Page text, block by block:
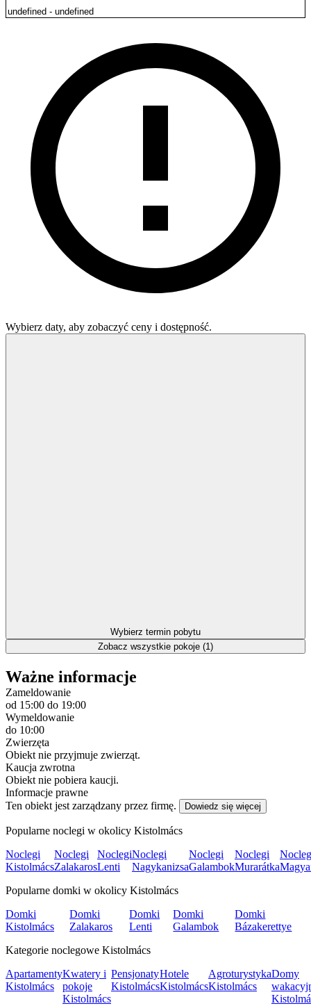
Wybierz daty, aby zobaczyć ceny i dostępność.
Wybierz termin pobytu
Zobacz wszystkie pokoje (1)
Ważne informacje
Zameldowanie
od 15:00 do 19:00
Wymeldowanie
do 10:00
Zwierzęta
Obiekt nie przyjmuje zwierząt.
Kaucja zwrotna
Obiekt nie pobiera kaucji.
Informacje prawne
Ten obiekt jest zarządzany przez firmę.
Dowiedz się więcej
Popularne noclegi w okolicy Kistolmács
Noclegi
Kistolmács
Noclegi
Zalakaros
Noclegi
Lenti
Noclegi
Nagykanizsa
Noclegi
Galambok
Noclegi
Murarátka
Popularne domki w okolicy Kistolmács
Domki
Kistolmács
Domki
Zalakaros
Domki
Lenti
Domki
Galambok
Domki
Bázakerettye
Kategorie noclegowe Kistolmács
Apartamenty
Kistolmács
Kwatery i
pokoje
Kistolmács
Pensjonaty
Kistolmács
Hotele
Kistolmács
Agroturystyka
Kistolmács
Domy